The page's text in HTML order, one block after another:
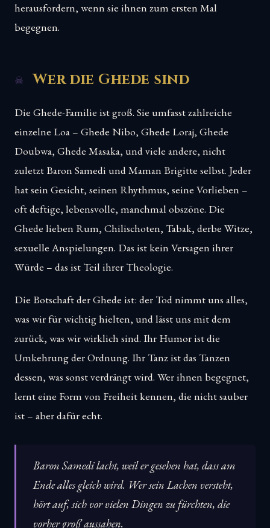
herausfordern, wenn sie ihnen zum ersten Mal
begegnen.
Wer die Ghede sind
Die Ghede-Familie ist groß. Sie umfasst zahlreiche
einzelne Loa – Ghede Nibo, Ghede Loraj, Ghede
Doubwa, Ghede Masaka, und viele andere, nicht
zuletzt Baron Samedi und Maman Brigitte selbst. Jeder
hat sein Gesicht, seinen Rhythmus, seine Vorlieben –
oft deftige, lebensvolle, manchmal obszöne. Die
Ghede lieben Rum, Chilischoten, Tabak, derbe Witze,
sexuelle Anspielungen. Das ist kein Versagen ihrer
Würde – das ist Teil ihrer Theologie.
Die Botschaft der Ghede ist: der Tod nimmt uns alles,
was wir für wichtig hielten, und lässt uns mit dem
zurück, was wir wirklich sind. Ihr Humor ist die
Umkehrung der Ordnung. Ihr Tanz ist das Tanzen
dessen, was sonst verdrängt wird. Wer ihnen begegnet,
lernt eine Form von Freiheit kennen, die nicht sauber
ist – aber dafür echt.
Baron Samedi lacht, weil er gesehen hat, dass am
Ende alles gleich wird. Wer sein Lachen versteht,
hört auf, sich vor vielen Dingen zu fürchten, die
vorher groß aussahen.